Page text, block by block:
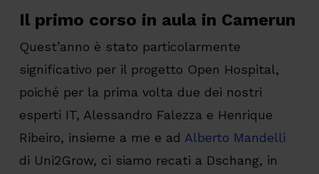
Il primo corso in aula in Camerun
Quest’anno è stato particolarmente
significativo per il progetto Open Hospital,
poiché per la prima volta due dei nostri
esperti IT, Alessandro Falezza e Henrique
Ribeiro, insieme a me e ad Alberto Mandelli
di Uni2Grow, ci siamo recati a Dschang, in